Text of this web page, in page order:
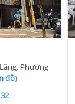
Phường
đồ)